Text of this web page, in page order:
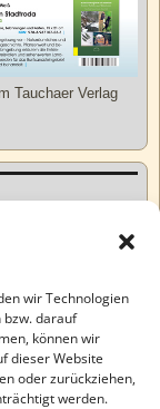
wir Technologien
bzw. darauf
können wir
dieser Website
oder zurückziehen,
werden.
Tauchaer Verlag